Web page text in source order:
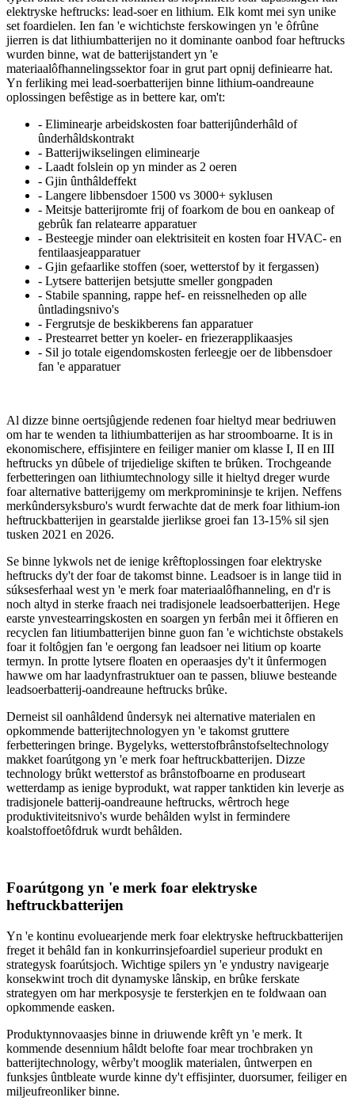
elektryske heftrucks: lead-soer en lithium. Elk komt mei syn unike
set foardielen. Ien fan 'e wichtichste ferskowingen yn 'e ôfrûne
jierren is dat lithiumbatterijen no it dominante oanbod foar heftrucks
wurden binne, wat de batterijstandert yn 'e
materiaalôfhannelingssektor foar in grut part opnij definiearre hat.
Yn ferliking mei lead-soerbatterijen binne lithium-oandreaune
oplossingen befêstige as in bettere kar, om't:
- Eliminearje arbeidskosten foar batterijûnderhâld of
ûnderhâldskontrakt
- Batterijwikselingen eliminearje
- Laadt folslein op yn minder as 2 oeren
- Gjin ûnthâldeffekt
- Langere libbensdoer 1500 vs 3000+ syklusen
- Meitsje batterijromte frij of foarkom de bou en oankeap of
gebrûk fan relatearre apparatuer
- Besteegje minder oan elektrisiteit en kosten foar HVAC- en
fentilaasjeapparatuer
- Gjin gefaarlike stoffen (soer, wetterstof by it fergassen)
- Lytsere batterijen betsjutte smeller gongpaden
- Stabile spanning, rappe hef- en reissnelheden op alle
ûntladingsnivo's
- Fergrutsje de beskikberens fan apparatuer
- Prestearret better yn koeler- en friezerapplikaasjes
- Sil jo totale eigendomskosten ferleegje oer de libbensdoer
fan 'e apparatuer
Al dizze binne oertsjûgjende redenen foar hieltyd mear bedriuwen
om har te wenden ta lithiumbatterijen as har stroomboarne. It is in
ekonomischere, effisjintere en feiliger manier om klasse I, II en III
heftrucks yn dûbele of trijedielige skiften te brûken. Trochgeande
ferbetteringen oan lithiumtechnology sille it hieltyd dreger wurde
foar alternative batterijgemy om merkpromininsje te krijen. Neffens
merkûndersyksburo's wurdt ferwachte dat de merk foar lithium-ion
heftruckbatterijen in gearstalde jierlikse groei fan 13-15% sil sjen
tusken 2021 en 2026.
Se binne lykwols net de ienige krêftoplossingen foar elektryske
heftrucks dy't der foar de takomst binne. Leadsoer is in lange tiid in
súksesferhaal west yn 'e merk foar materiaalôfhanneling, en d'r is
noch altyd in sterke fraach nei tradisjonele leadsoerbatterijen. Hege
earste ynvestearringskosten en soargen yn ferbân mei it ôffieren en
recyclen fan litiumbatterijen binne guon fan 'e wichtichste obstakels
foar it foltôgjen fan 'e oergong fan leadsoer nei litium op koarte
termyn. In protte lytsere floaten en operaasjes dy't it ûnfermogen
hawwe om har laadynfrastruktuer oan te passen, bliuwe besteande
leadsoerbatterij-oandreaune heftrucks brûke.
Derneist sil oanhâldend ûndersyk nei alternative materialen en
opkommende batterijtechnologyen yn 'e takomst gruttere
ferbetteringen bringe. Bygelyks, wetterstofbrânstofseltechnology
makket foarútgong yn 'e merk foar heftruckbatterijen. Dizze
technology brûkt wetterstof as brânstofboarne en produseart
wetterdamp as ienige byprodukt, wat rapper tanktiden kin leverje as
tradisjonele batterij-oandreaune heftrucks, wêrtroch hege
produktiviteitsnivo's wurde behâlden wylst in fermindere
koalstoffoetôfdruk wurdt behâlden.
Foarútgong yn 'e merk foar elektryske
heftruckbatterijen
Yn 'e kontinu evoluearjende merk foar elektryske heftruckbatterijen
freget it behâld fan in konkurrinsjefoardiel superieur produkt en
strategysk foarútsjoch. Wichtige spilers yn 'e yndustry navigearje
konsekwint troch dit dynamyske lânskip, en brûke ferskate
strategyen om har merkposysje te fersterkjen en te foldwaan oan
opkommende easken.
Produktynnovaasjes binne in driuwende krêft yn 'e merk. It
kommende desennium hâldt belofte foar mear trochbraken yn
batterijtechnology, wêrby't mooglik materialen, ûntwerpen en
funksjes ûntbleate wurde kinne dy't effisjinter, duorsumer, feiliger en
miljeufreonliker binne.